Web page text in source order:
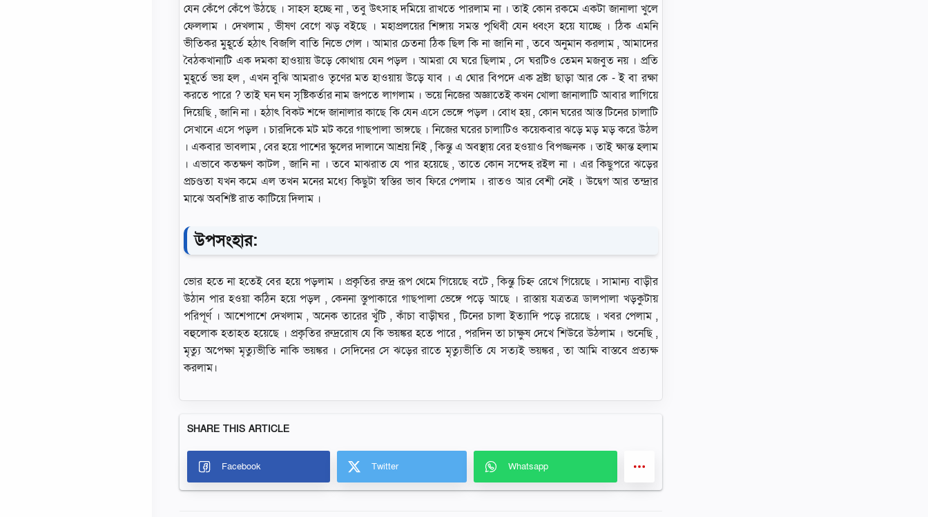
যেন কেঁপে কেঁপে উঠছে । সাহস হচ্ছে না , তবু উৎসাহ দমিয়ে রাখতে পারলাম না । তাই কোন রকমে একটা জানালা খুলে
ফেললাম । দেখলাম , ভীষণ বেগে ঝড় বইছে । মহাপ্রলয়ের শিঙ্গায় সমস্ত পৃথিবী যেন ধ্বংস হয়ে যাচ্ছে । ঠিক এমনি
ভীতিকর মুহূর্তে হঠাৎ বিজলি বাতি নিভে গেল । আমার চেতনা ঠিক ছিল কি না জানি না , তবে অনুমান করলাম , আমাদের
বৈঠকখানাটি এক দমকা হাওয়ায় উড়ে কোথায় যেন পড়ল । আমরা যে ঘরে ছিলাম , সে ঘরটিও তেমন মজবুত নয় । প্রতি
মুহূর্তে ভয় হল , এখন বুঝি আমরাও তৃণের মত হাওয়ায় উড়ে যাব । এ ঘাের বিপদে এক স্রষ্টা ছাড়া আর কে - ই বা রক্ষা
করতে পারে ? তাই ঘন ঘন সৃষ্টিকর্তার নাম জপতে লাগলাম । ভয়ে নিজের অজ্ঞাতেই কখন খােলা জানালাটি আবার লাগিয়ে
দিয়েছি , জানি না । হঠাৎ বিকট শব্দে জানালার কাছে কি যেন এসে ভেঙ্গে পড়ল । বােধ হয় , কোন ঘরের আস্ত টিনের চালাটি
সেখানে এসে পড়ল । চারদিকে মট মট করে গাছপালা ভাঙ্গছে । নিজের ঘরের চালাটিও কয়েকবার ঝড়ে মড় মড় করে উঠল
। একবার ভাবলাম , বের হয়ে পাশের স্কুলের দালানে আশ্রয় নিই , কিন্তু এ অবস্থায় বের হওয়াও বিপজ্জনক । তাই ক্ষান্ত হলাম
। এভাবে কতক্ষণ কাটল , জানি না । তবে মাঝরাত যে পার হয়েছে , তাতে কোন সন্দেহ রইল না । এর কিছুপরে ঝড়ের
প্রচণ্ডতা যখন কমে এল তখন মনের মধ্যে কিছুটা স্বস্তির ভাব ফিরে পেলাম । রাতও আর বেশী নেই । উদ্বেগ আর তন্দ্রার
মাঝে অবশিষ্ট রাত কাটিয়ে দিলাম ।
উপসংহার:
ভাের হতে না হতেই বের হয়ে পড়লাম । প্রকৃতির রুদ্র রূপ থেমে গিয়েছে বটে , কিন্তু চিহ্ন রেখে গিয়েছে । সামান্য বাড়ীর
উঠান পার হওয়া কঠিন হয়ে পড়ল , কেননা স্তুপাকারে গাছপালা ভেঙ্গে পড়ে আছে । রাস্তায় যত্রতত্র ডালপালা খড়কুটায়
পরিপূর্ণ । আশেপাশে দেখলাম , অনেক তারের খুঁটি , কাঁচা বাড়ীঘর , টিনের চালা ইত্যাদি পড়ে রয়েছে । খবর পেলাম ,
বহুলােক হতাহত হয়েছে । প্রকৃতির রুদ্ররােষ যে কি ভয়ঙ্কর হতে পারে , পরদিন তা চাক্ষুষ দেখে শিউরে উঠলাম । শুনেছি ,
মৃত্যু অপেক্ষা মৃত্যুভীতি নাকি ভয়ঙ্কর । সেদিনের সে ঝড়ের রাতে মৃত্যুভীতি যে সত্যই ভয়ঙ্কর , তা আমি বাস্তবে প্রত্যক্ষ
করলাম।